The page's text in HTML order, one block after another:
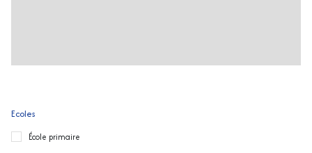
Ecoles
École primaire